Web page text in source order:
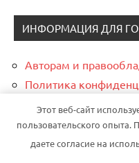
ИНФОРМАЦИЯ ДЛЯ
Авторам и
Политика
Реклама и Контакты
ИНТЕРЕСНОЕ В
Этот веб-сайт
пользовательского опыта.
даете согласие на